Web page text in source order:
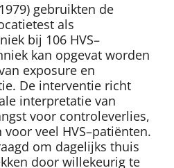
gebruikten de
als
bij 106 HVS–
kan opgevat worden
exposure en
De interventie richt
interpretatie van
voor controleverlies,
veel HVS–patiënten.
om dagelijks thuis
door willekeurig te